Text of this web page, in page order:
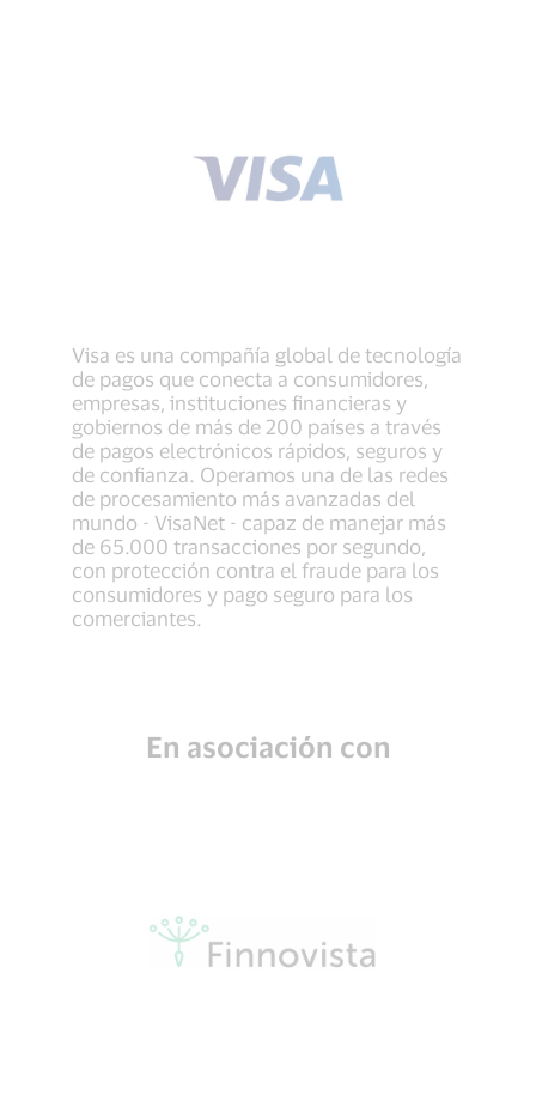
Visa es una compañía global de tecnología
de pagos que conecta a consumidores,
empresas, instituciones financieras y
gobiernos de más de 200 países a través
de pagos electrónicos rápidos, seguros y
de confianza. Operamos una de las redes
de procesamiento más avanzadas del
mundo - VisaNet - capaz de manejar más
de 65.000 transacciones por segundo,
con protección contra el fraude para los
consumidores y pago seguro para los
comerciantes.
En asociación con